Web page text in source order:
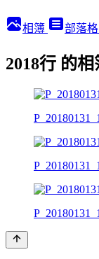
相簿 部落格
2018行 的相